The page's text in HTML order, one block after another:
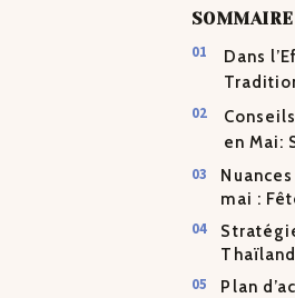
SOMMAIRE
Dans
en Mai:
mai :
Plan